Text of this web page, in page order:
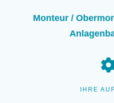
Monteur /
IHRE